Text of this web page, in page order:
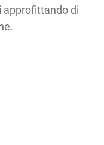
approfittando di